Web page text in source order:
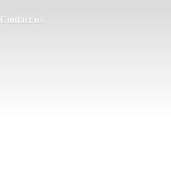
Contact us